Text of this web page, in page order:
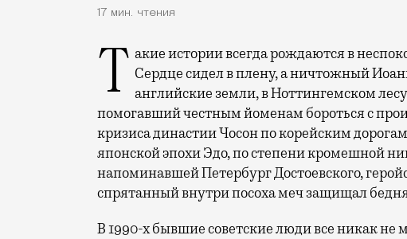
17 мин. чтения
Такие истории всегда рождаются в неспокойные времена. Когда Ричард Львиное Сердце сидел в плену, а ничтожный
английские земли, в Ноттингемском
помогавший честным йоменам бороться с
кризиса династии Чосон по корейским
японской эпохи Эдо, по степени кромешной
напоминавшей Петербург Достоевского,
спрятанный внутри посоха меч защищал
В 1990-х бывшие советские люди все никак не